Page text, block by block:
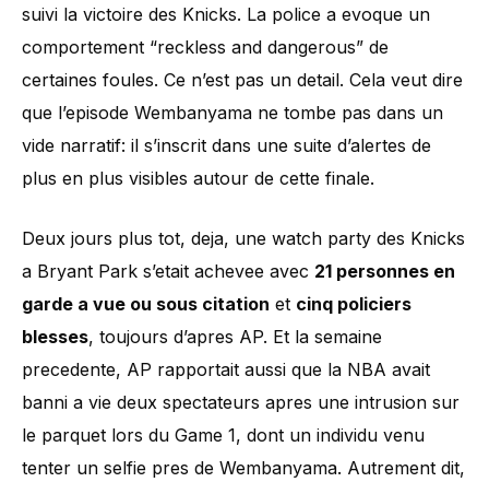
suivi la victoire des Knicks. La police a evoque un
comportement “reckless and dangerous” de
certaines foules. Ce n’est pas un detail. Cela veut dire
que l’episode Wembanyama ne tombe pas dans un
vide narratif: il s’inscrit dans une suite d’alertes de
plus en plus visibles autour de cette finale.
Deux jours plus tot, deja, une watch party des Knicks
a Bryant Park s’etait achevee avec 21 personnes en
garde a vue ou sous citation et cinq policiers
blesses, toujours d’apres AP. Et la semaine
precedente, AP rapportait aussi que la NBA avait
banni a vie deux spectateurs apres une intrusion sur
le parquet lors du Game 1, dont un individu venu
tenter un selfie pres de Wembanyama. Autrement dit,